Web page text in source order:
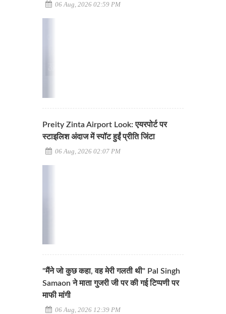
06 Aug, 2026 02:59 PM
Preity Zinta Airport Look: एयरपोर्ट पर
स्टाइलिश अंदाज में स्पॉट हुईं प्रीति जिंटा
06 Aug, 2026 02:07 PM
"मैंने जो कुछ कहा, वह मेरी गलती थी" Pal Singh
Samaon ने माता गुजरी जी पर की गई टिप्पणी पर
माफी मांगी
06 Aug, 2026 12:39 PM